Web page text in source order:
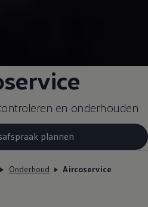
en onderhouden
plannen
Onderhoud Aircoservice